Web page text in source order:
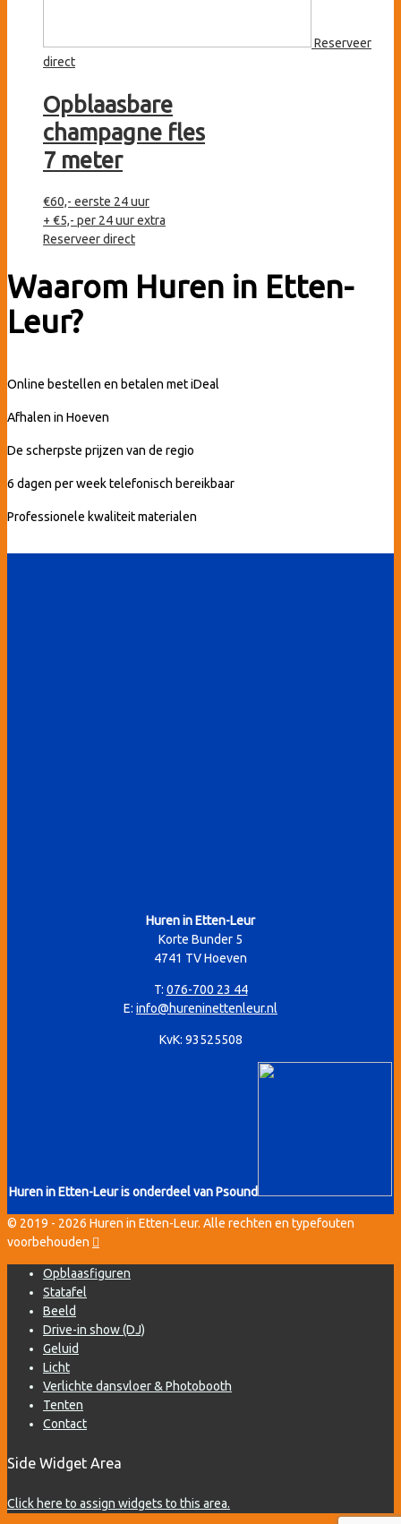
Reserveer
direct
Opblaasbare
champagne fles
7 meter
€60,- eerste 24 uur
+ €5,- per 24 uur extra
Reserveer direct
Waarom Huren in Etten-
Leur?
Online bestellen en betalen met iDeal
Afhalen in Hoeven
De scherpste prijzen van de regio
6 dagen per week telefonisch bereikbaar
Professionele kwaliteit materialen
Huren in Etten-Leur
Korte Bunder 5
4741 TV Hoeven
T: 076-700 23 44
E: info@hureninettenleur.nl
KvK: 93525508
Huren in Etten-Leur is onderdeel van Psound
© 2019 - 2026 Huren in Etten-Leur. Alle rechten en typefouten
voorbehouden
Opblaasfiguren
Statafel
Beeld
Drive-in show (DJ)
Geluid
Licht
Verlichte dansvloer & Photobooth
Tenten
Contact
Side Widget Area
Click here to assign widgets to this area.